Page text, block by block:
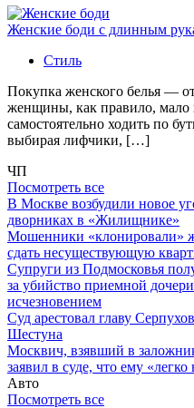
Женские боди с длинным
Стиль
Покупка женского белья —
женщины, как правило, мало
самостоятельно ходить по
выбирая лифчики, […]
ЧП
Посмотреть все
В Москве возбудили новое
дворниках в «Жилищнике»
Мошенники «клонировали»
сдать несуществующую
Супруги из Подмосковья
за убийство приемной
исчезновением
Суд арестовал главу
Шестуна
Москвич, взявший в
заявил в суде, что ему
Авто
Посмотреть все